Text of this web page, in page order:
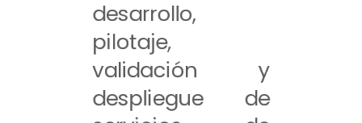
desarrollo,
pilotaje,
validación y
despliegue de